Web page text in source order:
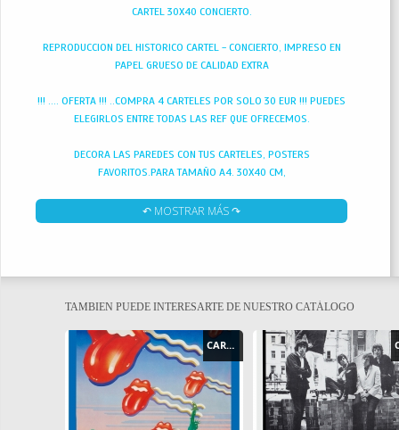
CARTEL 30X40 CONCIERTO.
REPRODUCCION DEL HISTORICO CARTEL - CONCIERTO, IMPRESO EN
PAPEL GRUESO DE CALIDAD EXTRA
!!! .... OFERTA !!! ..COMPRA 4 CARTELES POR SOLO 30 EUR !!! PUEDES
ELEGIRLOS ENTRE TODAS LAS REF QUE OFRECEMOS.
DECORA LAS PAREDES CON TUS CARTELES, POSTERS
FAVORITOS.PARA TAMAÑO A4. 30X40 CM,
↶ MOSTRAR MÁS ↷
TAMBIEN PUEDE INTERESARTE DE NUESTRO CATÁLOGO
CARTEL - POSTER